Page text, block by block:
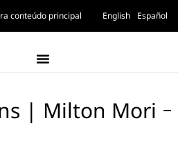
conteúdo principal English Español
| Milton Mori